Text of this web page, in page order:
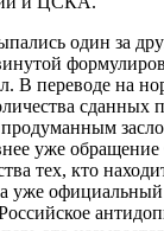
один за
В переводе на
сданных
уже
тех, кто
уже официальный